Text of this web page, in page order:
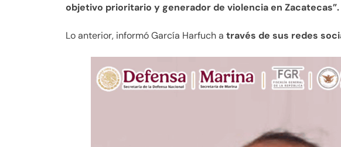
objetivo prioritario y generador de violencia en Zacatecas”.
Lo anterior, informó García Harfuch a través de sus redes